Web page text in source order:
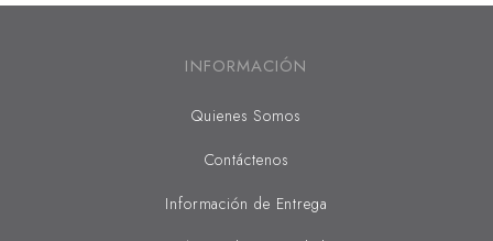
INFORMACIÓN
Quienes Somos
Contáctenos
Información de Entrega